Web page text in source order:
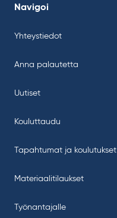
Navigoi
Yhteystiedot
Anna palautetta
Uutiset
Kouluttaudu
Tapahtumat ja koulutukset
Materiaalitilaukset
Työnantajalle